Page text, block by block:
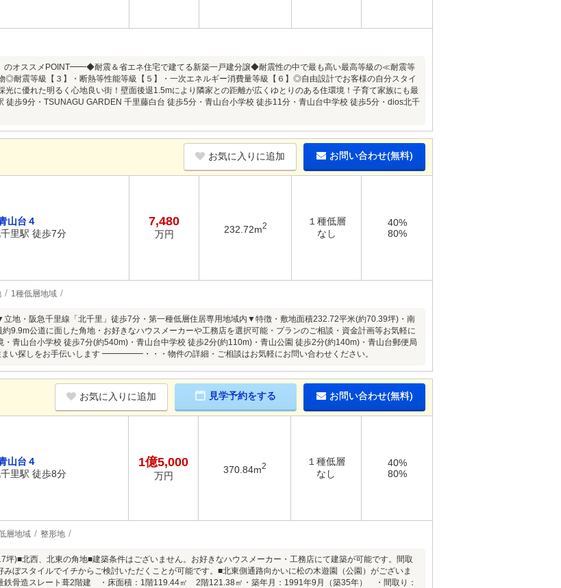
オススメPOINT━━◆耐震＆省エネ住宅で建てる新築一戸建分譲◆耐震性の中で最も高い最高等級の≪耐震等
耐震等級【３】・断熱等性能等級【５】・一次エネルギー消費量等級【６】◎自由設計でお客様の自分スタイ
に優れた明るく心地良い街！壁面後退1.5mにより隣家との距離が広くゆとりのある住環境！子育て家族にも最
歩9分・TSUNAGU GARDEN 千里藤白台 徒歩5分・青山台小学校 徒歩11分・青山台中学校 徒歩5分・dios北千
お気に入りに追加 お問い合わせ(無料)
山台４
里駅 徒歩7分
7,480
万円 232.72m2
１種低層
なし
40%
80%
1種低層地域
地・阪急千里線「北千里」徒歩7分・第一種低層住居専用地域内▼特徴・敷地面積232.72平米(約70.39坪)・南
9.9m公道に面した角地・お好きなハウスメーカーや工務店を選択可能・プランのご相談・資金計画等お気軽に
青山台小学校 徒歩7分(約540m)・青山台中学校 徒歩2分(約110m)・青山公園 徒歩2分(約140m)・青山台郵便局
い探しをお手伝いします ━━━━━・・・物件の詳細・ご相談はお気軽にお問い合わせください。
お気に入りに追加 見学予約をする お問い合わせ(無料)
山台４
里駅 徒歩8分
1億5,000
万円
370.84m2
１種低層
なし
40%
80%
層地域 整形地
坪)■北西、北東の角地■建築条件はございません。お好きなハウスメーカー・工務店にて建築が可能です。間取
みぼスタイルでイチからご検討いただくことが可能です。■北東側通路向かいに松の木遊園（公園）がございま
鉄骨造スレート葺2階建 ・床面積：1階119.44㎡ 2階121.38㎡・築年月：1991年9月（築35年） ・間取り：